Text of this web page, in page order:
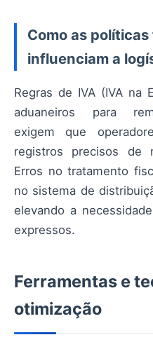
Como as
influenciam a
Regras de IVA (IVA na
aduaneiros para
exigem que
registros precisos de
Erros no tratamento
no sistema de
elevando a
expressos.
Ferramentas e
otimização